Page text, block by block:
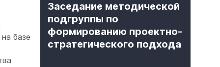
базе
Заседание методической
подгруппы по
формированию проектно-
стратегического подхода